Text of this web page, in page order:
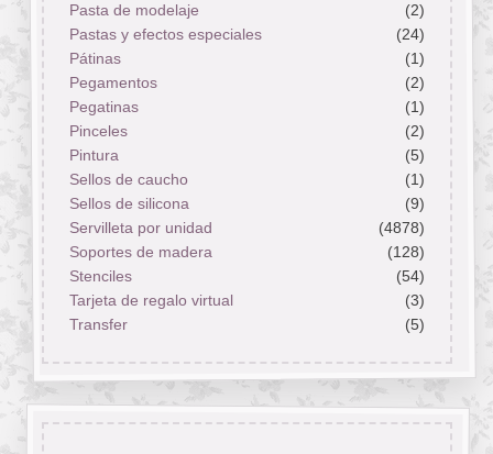
Pasta de modelaje
(2)
Pastas y efectos especiales
(24)
Pátinas
(1)
Pegamentos
(2)
Pegatinas
(1)
Pinceles
(2)
Pintura
(5)
Sellos de caucho
(1)
Sellos de silicona
(9)
Servilleta por unidad
(4878)
Soportes de madera
(128)
Stenciles
(54)
Tarjeta de regalo virtual
(3)
Transfer
(5)